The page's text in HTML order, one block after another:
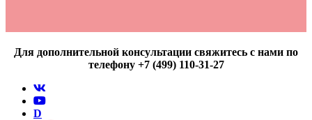
Для дополнительной консультации свяжитесь с нами по
телефону +7 (499) 110-31-27
D